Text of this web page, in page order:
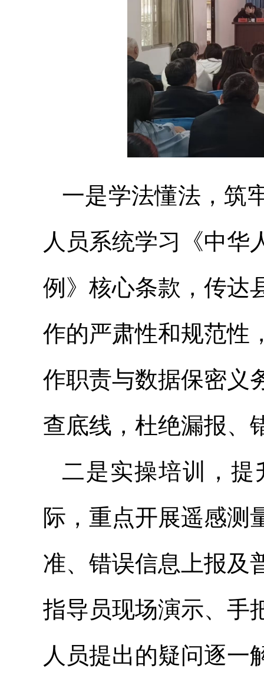
一是学法懂法，筑
人员系统学习《中华
例》核心条款，传达
作的严肃性和规范性
作职责与数据保密义
查底线，杜绝漏报、
二是实操培训，
际，重点开展遥感测
准、错误信息上报及
指导员现场演示、手
人员提出的疑问逐一